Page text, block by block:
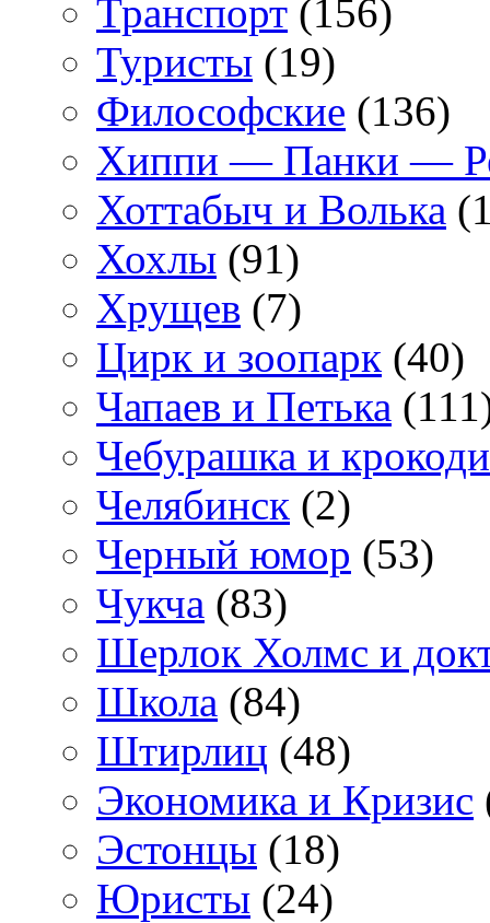
Транспорт (156)
Туристы (19)
Философские (136)
Хиппи — Панки —
Хоттабыч и Волька
Хохлы (91)
Хрущев (7)
Цирк и зоопарк (40)
Чапаев и Петька
Чебурашка и
Челябинск (2)
Черный юмор (53)
Чукча (83)
Шерлок Холмс и
Школа (84)
Штирлиц (48)
Экономика и Кризис
Эстонцы (18)
Юристы (24)